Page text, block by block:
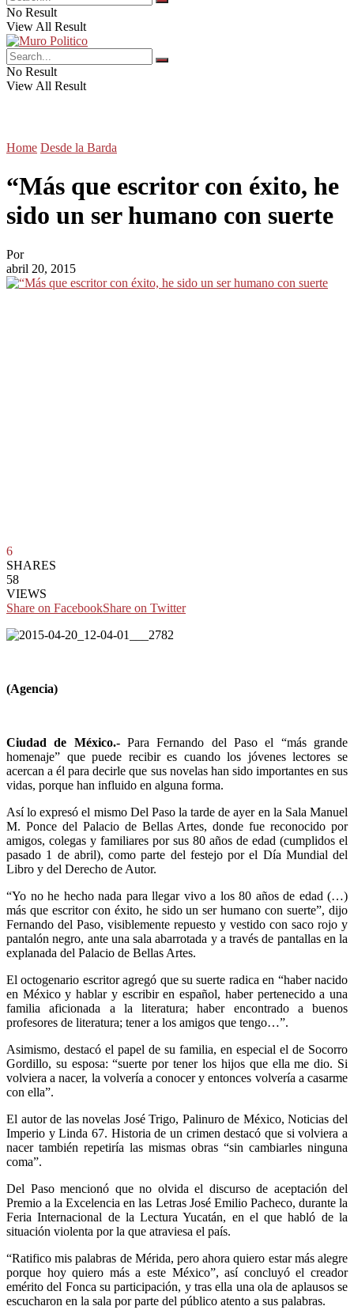
No Result
View All Result
No Result
View All Result
Home Desde la Barda
“Más que escritor con éxito, he
sido un ser humano con suerte
Por
abril 20, 2015
6
SHARES
58
VIEWS
Share on FacebookShare on Twitter
(Agencia)
Ciudad de México.-Para Fernando del Paso el “más grande
homenaje” que puede recibir es cuando los jóvenes lectores se
acercan a él para decirle que sus novelas han sido importantes en sus
vidas, porque han influido en alguna forma.
Así lo expresó el mismo Del Paso la tarde de ayer en la Sala Manuel
M. Ponce del Palacio de Bellas Artes, donde fue reconocido por
amigos, colegas y familiares por sus 80 años de edad (cumplidos el
pasado 1 de abril), como parte del festejo por el Día Mundial del
Libro y del Derecho de Autor.
“Yo no he hecho nada para llegar vivo a los 80 años de edad (…)
más que escritor con éxito, he sido un ser humano con suerte”, dijo
Fernando del Paso, visiblemente repuesto y vestido con saco rojo y
pantalón negro, ante una sala abarrotada y a través de pantallas en la
explanada del Palacio de Bellas Artes.
El octogenario escritor agregó que su suerte radica en “haber nacido
en México y hablar y escribir en español, haber pertenecido a una
familia aficionada a la literatura; haber encontrado a buenos
profesores de literatura; tener a los amigos que tengo…”.
Asimismo, destacó el papel de su familia, en especial el de Socorro
Gordillo, su esposa: “suerte por tener los hijos que ella me dio. Si
volviera a nacer, la volvería a conocer y entonces volvería a casarme
con ella”.
El autor de las novelas José Trigo, Palinuro de México, Noticias del
Imperio y Linda 67. Historia de un crimen destacó que si volviera a
nacer también repetiría las mismas obras “sin cambiarles ninguna
coma”.
Del Paso mencionó que no olvida el discurso de aceptación del
Premio a la Excelencia en las Letras José Emilio Pacheco, durante la
Feria Internacional de la Lectura Yucatán, en el que habló de la
situación violenta por la que atraviesa el país.
“Ratifico mis palabras de Mérida, pero ahora quiero estar más alegre
porque hoy quiero más a este México”, así concluyó el creador
emérito del Fonca su participación, y tras ella una ola de aplausos se
escucharon en la sala por parte del público atento a sus palabras.